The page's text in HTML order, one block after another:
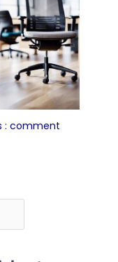
: comment